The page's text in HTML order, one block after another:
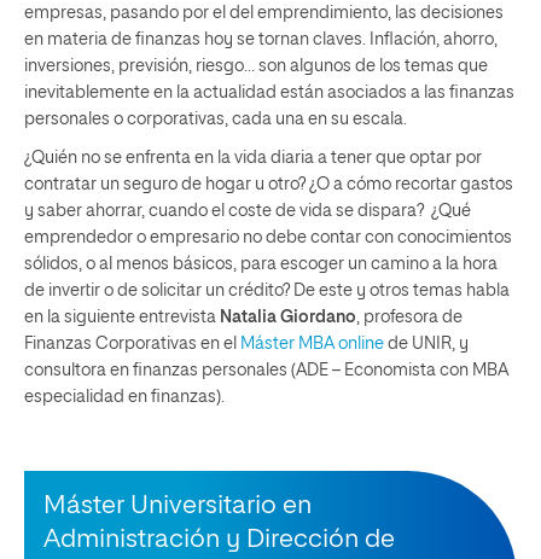
empresas, pasando por el del emprendimiento, las decisiones
en materia de finanzas hoy se tornan claves. Inflación, ahorro,
inversiones, previsión, riesgo… son algunos de los temas que
inevitablemente en la actualidad están asociados a las finanzas
personales o corporativas, cada una en su escala.
¿Quién no se enfrenta en la vida diaria a tener que optar por
contratar un seguro de hogar u otro? ¿O a cómo recortar gastos
y saber ahorrar, cuando el coste de vida se dispara? ¿Qué
emprendedor o empresario no debe contar con conocimientos
sólidos, o al menos básicos, para escoger un camino a la hora
de invertir o de solicitar un crédito? De este y otros temas habla
en la siguiente entrevista Natalia Giordano , profesora de
Finanzas Corporativas en el Máster MBA online de UNIR, y
consultora en finanzas personales (ADE – Economista con MBA
especialidad en finanzas).
Máster Universitario en
Administración y Dirección de